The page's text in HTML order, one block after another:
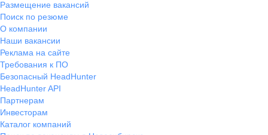
Размещение вакансий
Поиск по резюме
О компании
Наши вакансии
Реклама на сайте
Требования к ПО
Безопасный HeadHunter
HeadHunter API
Партнерам
Инвесторам
Каталог компаний